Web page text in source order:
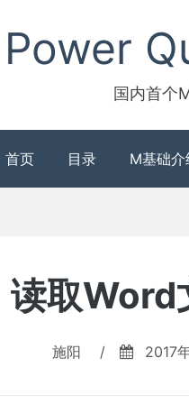
Power
国内首个
首页 目录 M基础介
读取Word
施阳 / 2017